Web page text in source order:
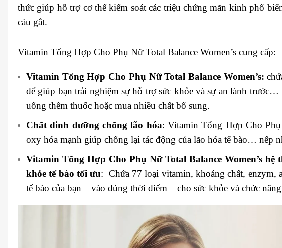
thức giúp hỗ trợ cơ thể kiểm soát các triệu chứng mãn kinh phổ
cáu gắt.
Vitamin Tổng Hợp Cho Phụ Nữ Total Balance Women’s cung cấp:
Vitamin Tổng Hợp Cho Phụ Nữ Total Balance Women’s:
để giúp bạn trải nghiệm sự hỗ trợ sức khỏe và sự an lành
uống thêm thuốc hoặc mua nhiều chất bổ sung.
Chất dinh dưỡng chống lão hóa: Vitamin Tổng Hợp Cho Phụ
oxy hóa mạnh giúp chống lại tác động của lão hóa tế bào… nếp
Vitamin Tổng Hợp Cho Phụ Nữ Total Balance Women’s
khỏe tế bào tối ưu: Chứa 77 loại vitamin, khoáng chất, enzym,
tế bào của bạn – vào đúng thời điểm – cho sức khỏe và chức